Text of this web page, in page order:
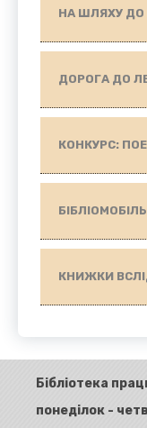
НА ШЛЯХУ ДО
ДОРОГА ДО
КОНКУРС:
КНИЖКИ
Бібліотека
понеділок -